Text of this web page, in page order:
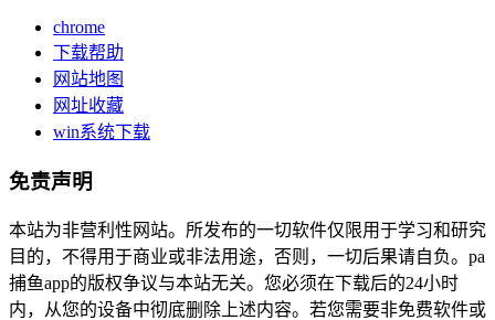
chrome
下载帮助
网站地图
网址收藏
win系统下载
免责声明
本站为非营利性网站。所发布的一切软件仅限用于学习和研究
目的，不得用于商业或非法用途，否则，一切后果请自负。pa
捕鱼app的版权争议与本站无关。您必须在下载后的24小时
内，从您的设备中彻底删除上述内容。若您需要非免费软件或